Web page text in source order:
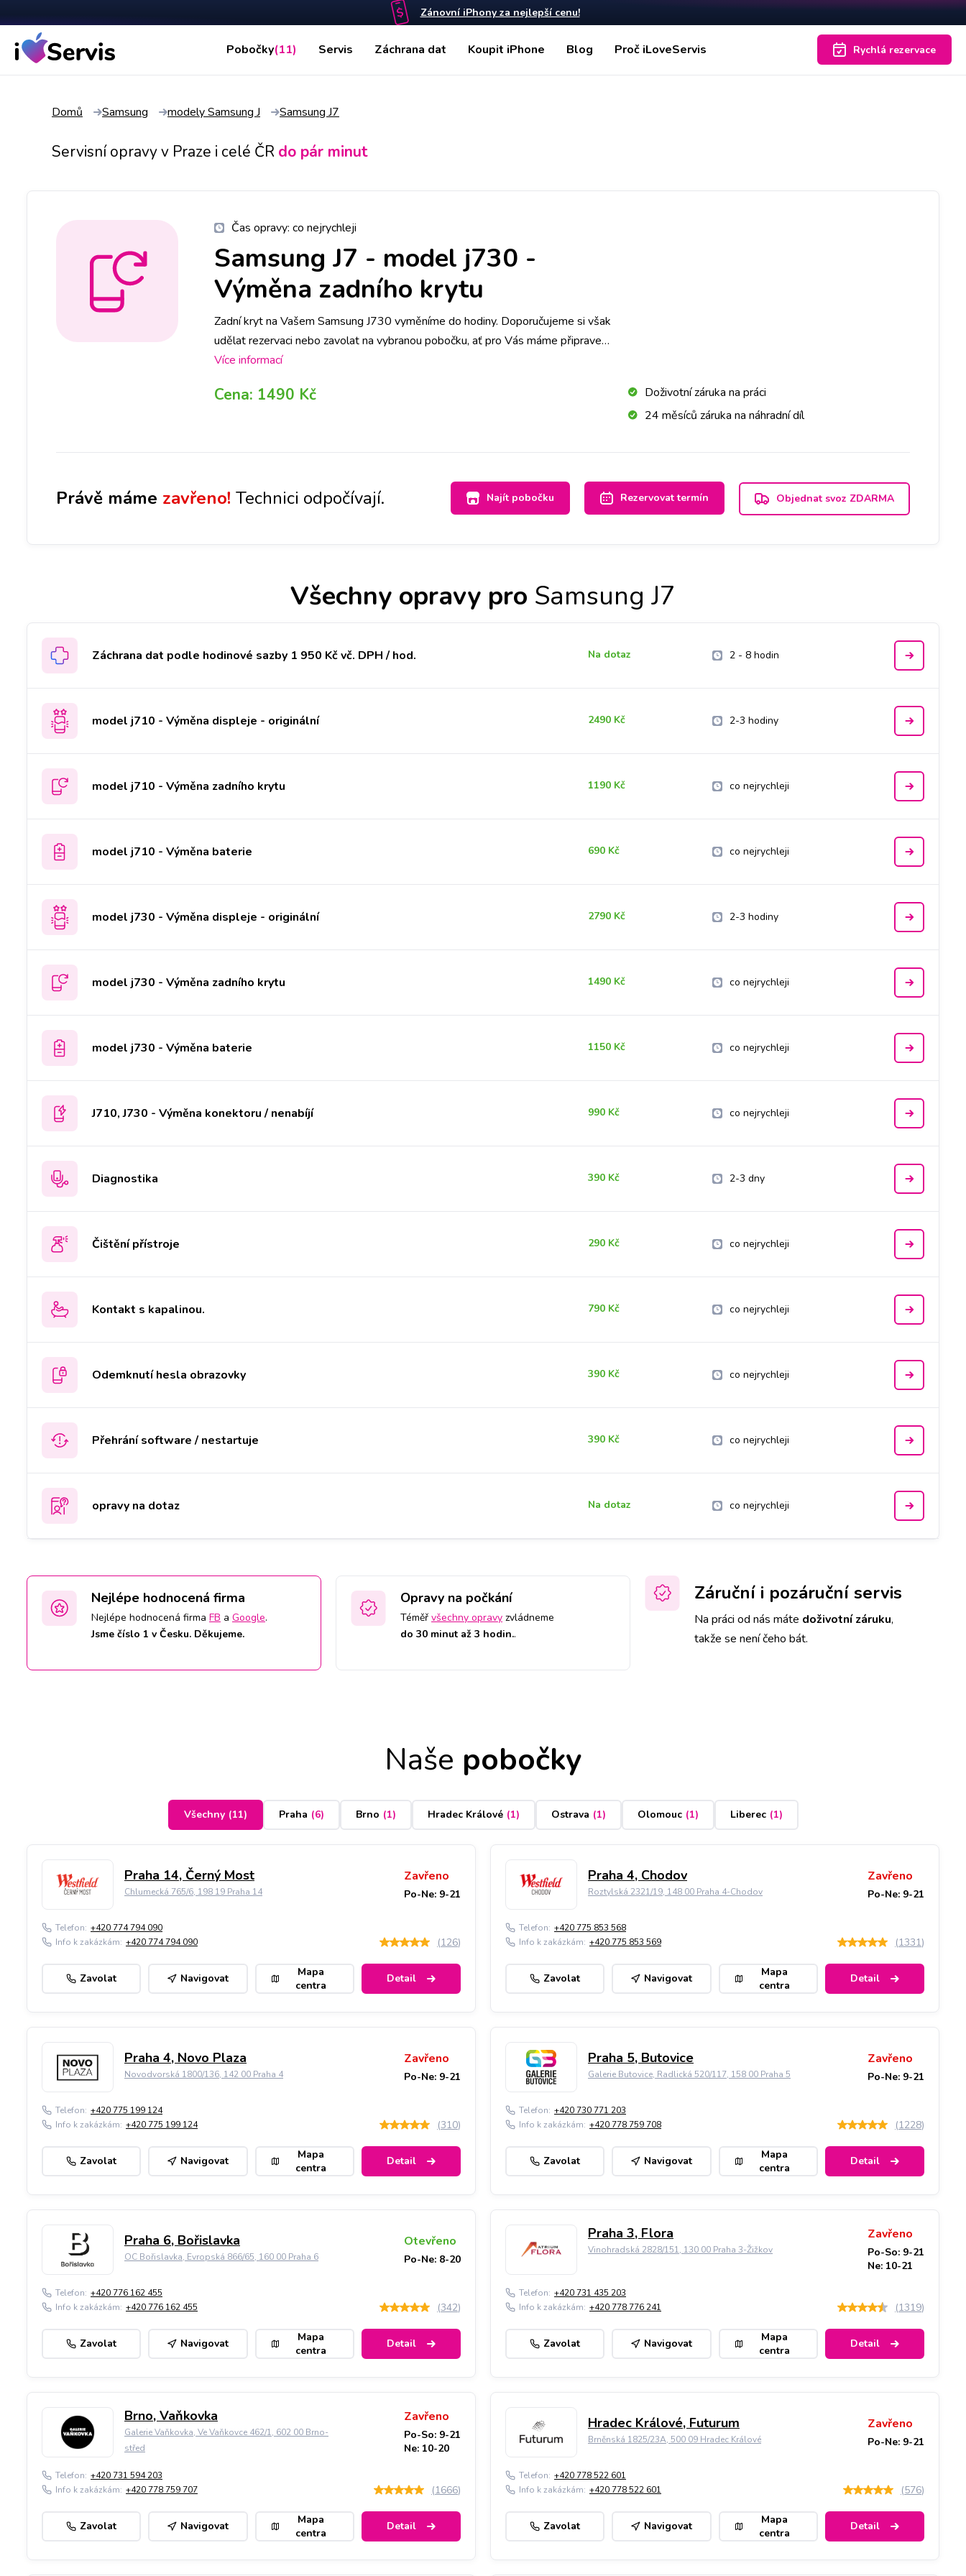
Zánovní iPhony za nejlepší cenu!
Pobočky(11) Servis Záchrana dat Koupit iPhone Blog Proč iLoveServis Rychlá rezervace
Domů Samsung modely Samsung J Samsung J7
Servisní opravy v Praze i celé ČR do pár minut
Čas opravy: co nejrychleji
Samsung J7 - model j730 -
Výměna zadního krytu
Zadní kryt na Vašem Samsung J730 vyměníme do hodiny. Doporučujeme si však
udělat rezervaci nebo zavolat na vybranou pobočku, ať pro Vás máme připravený
díl ve Vámi požadované barvě.
Více informací
Cena: 1490 Kč
Doživotní záruka na práci
24 měsíců záruka na náhradní díl
Právě máme zavřeno! Technici odpočívají. Najít pobočku Rezervovat termín Objednat svoz ZDARMA
Všechny opravy pro Samsung J7
Záchrana dat podle hodinové sazby 1 950 Kč vč. DPH / hod. Na dotaz 2 - 8 hodin
model j710 - Výměna displeje - originální 2490 Kč 2-3 hodiny
model j710 - Výměna zadního krytu 1190 Kč co nejrychleji
model j710 - Výměna baterie 690 Kč co nejrychleji
model j730 - Výměna displeje - originální 2790 Kč 2-3 hodiny
model j730 - Výměna zadního krytu 1490 Kč co nejrychleji
model j730 - Výměna baterie 1150 Kč co nejrychleji
J710, J730 - Výměna konektoru / nenabíjí 990 Kč co nejrychleji
Diagnostika 390 Kč 2-3 dny
Čištění přístroje 290 Kč co nejrychleji
Kontakt s kapalinou. 790 Kč co nejrychleji
Odemknutí hesla obrazovky 390 Kč co nejrychleji
Přehrání software / nestartuje 390 Kč co nejrychleji
opravy na dotaz Na dotaz co nejrychleji
Nejlépe hodnocená firma
Nejlépe hodnocená firma FB a Google.
Jsme číslo 1 v Česku. Děkujeme.
Opravy na počkání
Téměř všechny opravy zvládneme
do 30 minut až 3 hodin..
Záruční i pozáruční servis
Na práci od nás máte doživotní záruku,
takže se není čeho bát.
Naše pobočky
Všechny (11) Praha (6) Brno (1) Hradec Králové (1) Ostrava (1) Olomouc (1) Liberec (1)
Praha 14, Černý Most
Chlumecká 765/6, 198 19 Praha 14
Zavřeno
Po-Ne: 9-21
Telefon: +420 774 794 090
Info k zakázkám: +420 774 794 090 (126)
Zavolat Navigovat
Mapa
centra
Detail
Praha 4, Chodov
Roztylská 2321/19, 148 00 Praha 4-Chodov
Zavřeno
Po-Ne: 9-21
Telefon: +420 775 853 568
Info k zakázkám: +420 775 853 569 (1331)
Zavolat Navigovat
Mapa
centra
Detail
Praha 4, Novo Plaza
Novodvorská 1800/136, 142 00 Praha 4
Zavřeno
Po-Ne: 9-21
Telefon: +420 775 199 124
Info k zakázkám: +420 775 199 124 (310)
Zavolat Navigovat
Mapa
centra
Detail
Praha 5, Butovice
Galerie Butovice, Radlická 520/117, 158 00 Praha 5
Zavřeno
Po-Ne: 9-21
Telefon: +420 730 771 203
Info k zakázkám: +420 778 759 708 (1228)
Zavolat Navigovat
Mapa
centra
Detail
Praha 6, Bořislavka
OC Bořislavka, Evropská 866/65, 160 00 Praha 6
Otevřeno
Po-Ne: 8-20
Telefon: +420 776 162 455
Info k zakázkám: +420 776 162 455 (342)
Zavolat Navigovat
Mapa
centra
Detail
Praha 3, Flora
Vinohradská 2828/151, 130 00 Praha 3-Žižkov
Zavřeno
Po-So: 9-21
Ne: 10-21
Telefon: +420 731 435 203
Info k zakázkám: +420 778 776 241 (1319)
Zavolat Navigovat
Mapa
centra
Detail
Brno, Vaňkovka
Galerie Vaňkovka, Ve Vaňkovce 462/1, 602 00 Brno-
střed
Zavřeno
Po-So: 9-21
Ne: 10-20
Telefon: +420 731 594 203
Info k zakázkám: +420 778 759 707 (1666)
Zavolat Navigovat
Mapa
centra
Detail
Hradec Králové, Futurum
Brněnská 1825/23A, 500 09 Hradec Králové
Zavřeno
Po-Ne: 9-21
Telefon: +420 778 522 601
Info k zakázkám: +420 778 522 601 (576)
Zavolat Navigovat
Mapa
centra
Detail